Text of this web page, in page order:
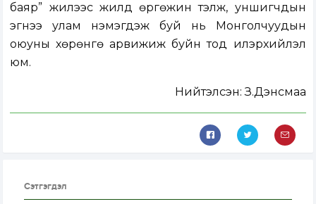
баяр” жилээс жилд өргөжин тэлж, уншигчдын
эгнээ улам нэмэгдэж буй нь Монголчуудын
оюуны хөрөнгө арвижиж буйн тод илэрхийлэл
юм.
Нийтэлсэн:З.Дэнсмаа
Сэтгэгдэл